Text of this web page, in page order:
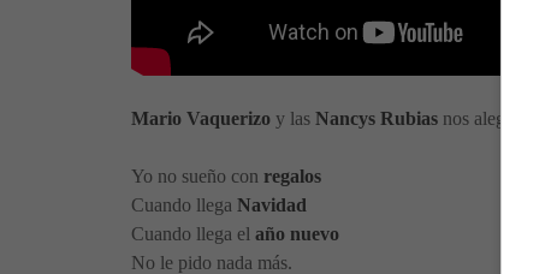
Mario Vaquerizo y las Nancys Rubias nos alegran la
Yo no sueño con regalos
Cuando llega Navidad
Cuando llega el año nuevo
No le pido nada más.